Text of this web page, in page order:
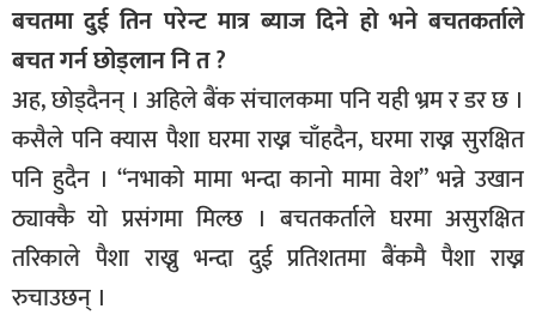
बचतमा दुई तिन परेन्ट मात्र ब्याज दिने हो भने बचतकर्ताले
बचत गर्न छोड्लान नि त ?
अह, छोड्दैनन् । अहिले बैंक संचालकमा पनि यही भ्रम र डर छ ।
कसैले पनि क्यास पैशा घरमा राख्न चाँहदैन, घरमा राख्न सुरक्षित
पनि हुदैन । “नभाको मामा भन्दा कानो मामा वेश” भन्ने उखान
ठ्याक्कै यो प्रसंगमा मिल्छ । बचतकर्ताले घरमा असुरक्षित
तरिकाले पैशा राख्नु भन्दा दुई प्रतिशतमा बैंकमै पैशा राख्न
रुचाउछन् ।